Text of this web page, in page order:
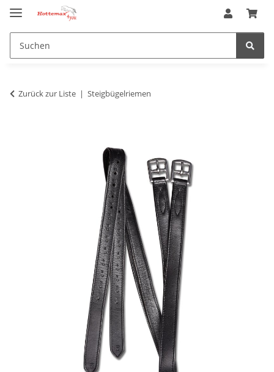
Zurück zur Liste Steigbügelriemen